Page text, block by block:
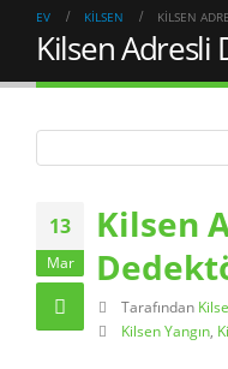
EV KILSEN KILSEN
Kilsen
13
Mar
Kilsen
Tarafından
Kilsen Yangın,